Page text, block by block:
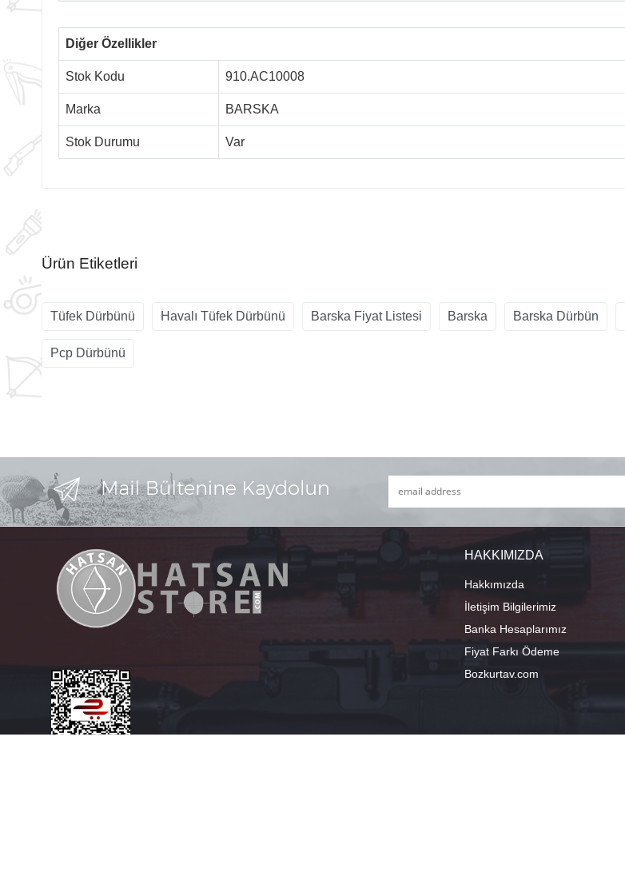
Diğer Özellikler
Stok Kodu 910.AC10008
Marka BARSKA
Stok Durumu Var
Ürün Etiketleri
Tüfek Dürbünü Havalı Tüfek Dürbünü Barska Fiyat Listesi Barska Barska Dürbün
Pcp Dürbünü
HAKKIMIZDA
Hakkımızda
İletişim Bilgilerimiz
Banka Hesaplarımız
Fiyat Farkı Ödeme
Bozkurtav.com